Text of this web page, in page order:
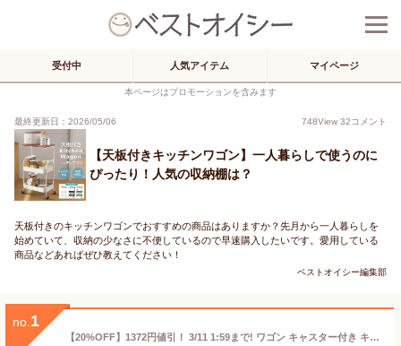
受付中 人気アイテム マイページ
本ページはプロモーションを含みます
最終更新日：2026/05/06 748View 32コメント
【天板付きキッチンワゴン】一人暮らしで使うのに
ぴったり！人気の収納棚は？
天板付きのキッチンワゴンでおすすめの商品はありますか？先月から一人暮らしを
始めていて、収納の少なさに不便しているので早速購入したいです。愛用している
商品などあればぜひ教えてください！
ベストオイシー編集部
no. 1
【20%OFF】1372円値引！ 3/11 1:59まで! ワゴン キャスター付き キッチンワゴン スリム 木製 天板付き キッチンラック 作業台 ランドリーラック 4段 収納ラック キッチン収納 ランドリー収納 ガレージ収納 工具 道具 ペットボトル おもちゃ 北欧 おしゃれ MTL-S016